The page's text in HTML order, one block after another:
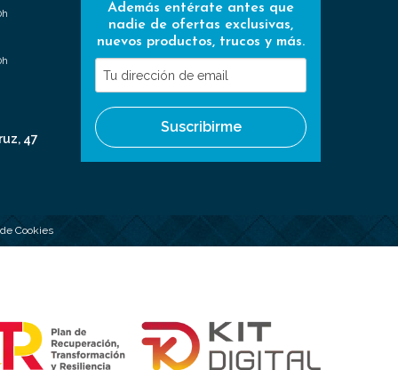
47
Además entérate antes que
nadie de ofertas exclusivas,
nuevos productos, trucos y más.
Tu
dirección
de
email
Suscribirme
Cookies